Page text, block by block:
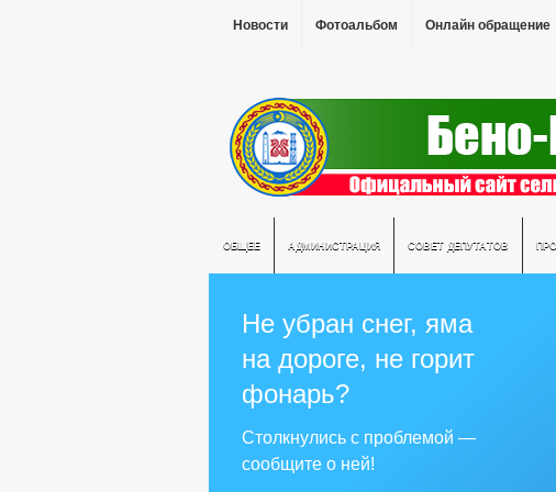
Новости Фотоальбом Онлайн обращение
ОБЩЕЕ АДМИНИСТРАЦИЯ СОВЕТ ДЕПУТАТОВ
Не убран снег, яма
на дороге, не горит
фонарь?
Столкнулись с проблемой —
сообщите о ней!